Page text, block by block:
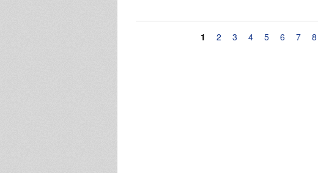
1 2 3 4 5 6 7 8